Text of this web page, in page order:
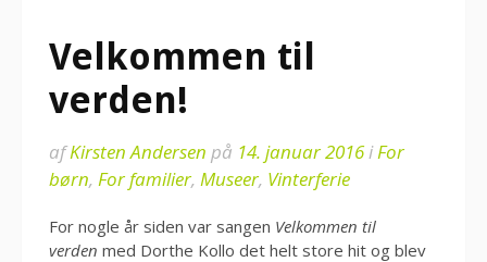
Velkommen til
verden!
afKirsten Andersen på 14. januar 2016iFor
børn, For familier, Museer, Vinterferie
For nogle år siden var sangen Velkommen til
verden med Dorthe Kollo det helt store hit og blev